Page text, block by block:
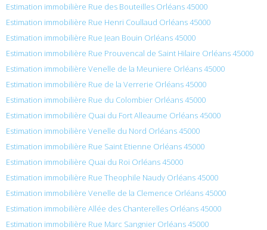
Estimation immobilière Rue des Bouteilles Orléans 45000
Estimation immobilière Rue Henri Coullaud Orléans 45000
Estimation immobilière Rue Jean Bouin Orléans 45000
Estimation immobilière Rue Prouvencal de Saint Hilaire Orléans 45000
Estimation immobilière Venelle de la Meuniere Orléans 45000
Estimation immobilière Rue de la Verrerie Orléans 45000
Estimation immobilière Rue du Colombier Orléans 45000
Estimation immobilière Quai du Fort Alleaume Orléans 45000
Estimation immobilière Venelle du Nord Orléans 45000
Estimation immobilière Rue Saint Etienne Orléans 45000
Estimation immobilière Quai du Roi Orléans 45000
Estimation immobilière Rue Theophile Naudy Orléans 45000
Estimation immobilière Venelle de la Clemence Orléans 45000
Estimation immobilière Allée des Chanterelles Orléans 45000
Estimation immobilière Rue Marc Sangnier Orléans 45000